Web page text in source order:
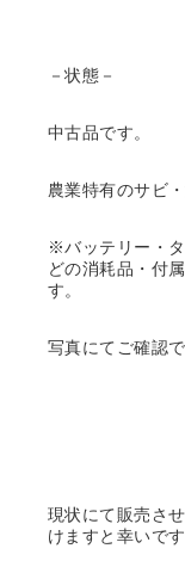
－状態－
中古品です。
農業特有のサビ
※バッテリー・
どの消耗品・付
す。
写真にてご確認
現状にて販売さ
けますと幸いです